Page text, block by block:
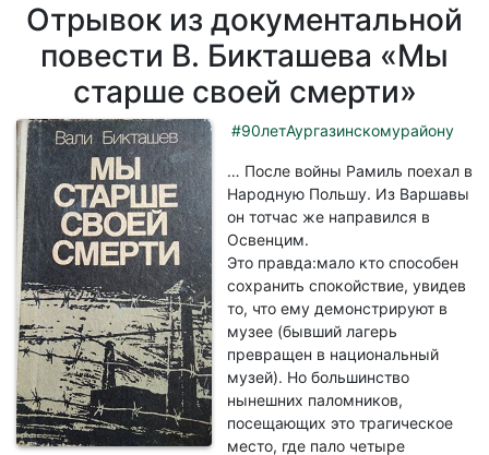
Отрывок из документальной
повести В. Бикташева «Мы
старше своей смерти»
#90летАургазинскомурайону
… После войны Рамиль поехал в
Народную Польшу. Из Варшавы
он тотчас же направился в
Освенцим.
Это правда:мало кто способен
сохранить спокойствие, увидев
то, что ему демонстрируют в
музее (бывший лагерь
превращен в национальный
музей). Но большинство
нынешних паломников,
посещающих это трагическое
место, где пало четыре